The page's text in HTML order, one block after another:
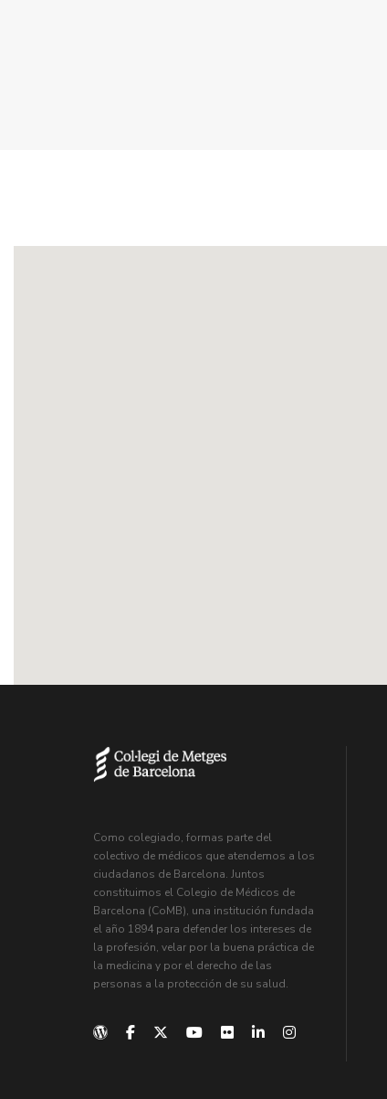
Como colegiado, formas parte del
colectivo de médicos que atendemos a los
ciudadanos de Barcelona. Juntos
constituimos el Colegio de Médicos de
Barcelona (CoMB), una institución fundada
el año 1894 para defender los intereses de
la profesión, velar por la buena práctica de
la medicina y por el derecho de las
personas a la protección de su salud.